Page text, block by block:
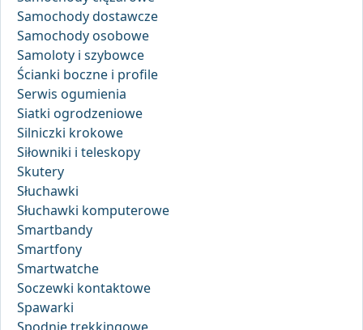
Samochody dostawcze
Samochody osobowe
Samoloty i szybowce
Ścianki boczne i profile
Serwis ogumienia
Siatki ogrodzeniowe
Silniczki krokowe
Siłowniki i teleskopy
Skutery
Słuchawki
Słuchawki komputerowe
Smartbandy
Smartfony
Smartwatche
Soczewki kontaktowe
Spawarki